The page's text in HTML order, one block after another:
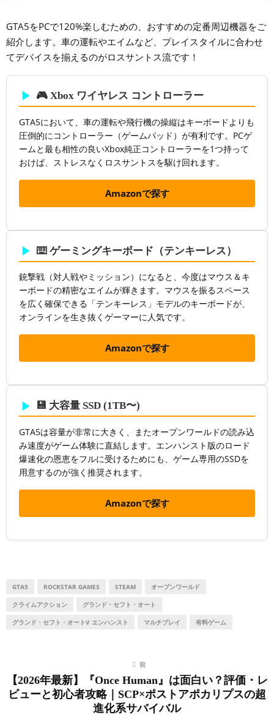
GTA5をPCで120%楽しむための、おすすめの定番周辺機器をご
紹介します。車の運転やエイムなど、プレイスタイルに合わせ
てデバイスを揃えるのがロスサントス流です！
🎮 Xbox ワイヤレス コントローラー
GTA5において、車の運転や飛行機の操縦はキーボードよりも
圧倒的にコントローラー（ゲームパッド）が有利です。PCゲ
ームと最も相性の良いXbox純正コントローラーを1つ持って
おけば、ストレスなくロスサントスを駆け回れます。
Amazonで探す
⌨️ ゲーミングキーボード（テンキーレス）
銃撃戦（対人戦やミッション）になると、今度はマウス＆キ
ーボードの精密なエイムが輝きます。マウスを振るスペース
を広く確保できる「テンキーレス」モデルのキーボードが、
オンラインを生き抜くゲーマーに人気です。
Amazonで探す
💾 大容量 SSD (1TB〜)
GTA5は容量が非常に大きく、またオープンワールドの読み込
み速度がゲーム体験に直結します。エンハンスト版のロード
爆速化の恩恵をフルに受けるためにも、ゲーム専用のSSDを
用意するのが強く推奨されます。
Amazonで探す
GTA5 ROCKSTAR GAMES STEAM オープンワールド
クライムアクション グランド・セフト・オート
グランド・セフト・オートV エンハンスト マルチプレイ 有料ゲーム
前
【2026年最新】『Once Human』は面白い？評価・レ
ビューと初心者攻略｜SCP×ポストアポカリプスの超
進化系サバイバル